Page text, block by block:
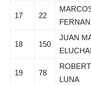
17 22
18 150
JUAN
19 78
LUNA